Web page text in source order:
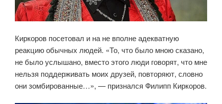
Киркоров посетовал и на не вполне адекватную
реакцию обычных людей. «То, что было мною сказано,
не было услышано, вместо этого люди говорят, что мне
нельзя поддерживать моих друзей, повторяют, словно
они зомбированные…», — признался Филипп Киркоров.